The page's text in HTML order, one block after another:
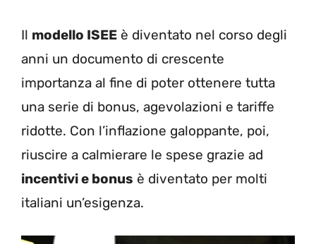
Il modello ISEE è diventato nel corso degli
anni un documento di crescente
importanza al fine di poter ottenere tutta
una serie di bonus, agevolazioni e tariffe
ridotte. Con l’inflazione galoppante, poi,
riuscire a calmierare le spese grazie ad
incentivi e bonus è diventato per molti
italiani un’esigenza.